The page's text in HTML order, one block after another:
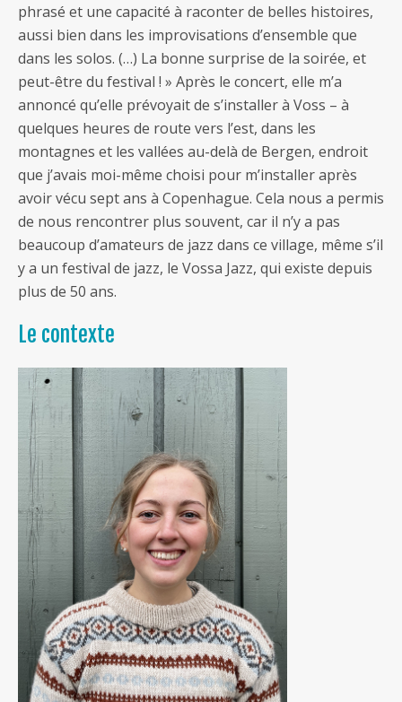
phrasé et une capacité à raconter de belles histoires,
aussi bien dans les improvisations d’ensemble que
dans les solos. (…) La bonne surprise de la soirée, et
peut-être du festival ! » Après le concert, elle m’a
annoncé qu’elle prévoyait de s’installer à Voss – à
quelques heures de route vers l’est, dans les
montagnes et les vallées au-delà de Bergen, endroit
que j’avais moi-même choisi pour m’installer après
avoir vécu sept ans à Copenhague. Cela nous a permis
de nous rencontrer plus souvent, car il n’y a pas
beaucoup d’amateurs de jazz dans ce village, même s’il
y a un festival de jazz, le Vossa Jazz, qui existe depuis
plus de 50 ans.
Le contexte